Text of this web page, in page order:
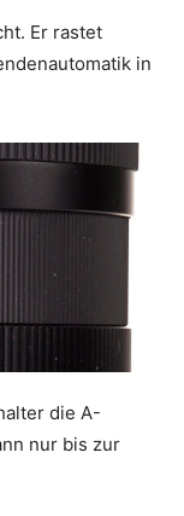
Er rastet
in
die A-
nur bis zur